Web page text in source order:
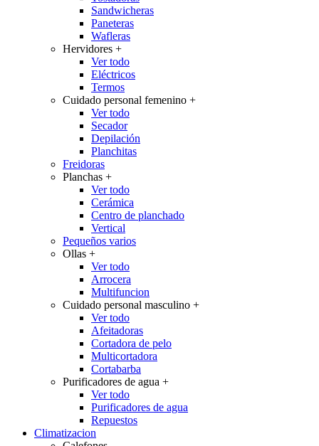
Sandwicheras
Paneteras
Wafleras
Hervidores +
Ver todo
Eléctricos
Termos
Cuidado personal femenino +
Ver todo
Secador
Depilación
Planchitas
Freidoras
Planchas +
Ver todo
Cerámica
Centro de planchado
Vertical
Pequeños varios
Ollas +
Ver todo
Arrocera
Multifuncion
Cuidado personal masculino +
Ver todo
Afeitadoras
Cortadora de pelo
Multicortadora
Cortabarba
Purificadores de agua +
Ver todo
Purificadores de agua
Repuestos
Climatizacion